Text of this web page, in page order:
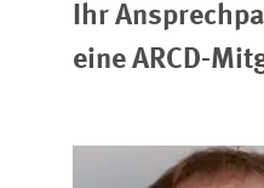
Ihr
eine ARCD-